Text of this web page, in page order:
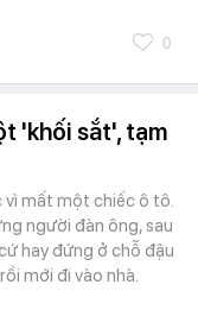
0
'khối sắt', tạm
vì mất một chiếc ô tô.
người đàn ông, sau
hay đứng ở chỗ đậu
mới đi vào nhà.